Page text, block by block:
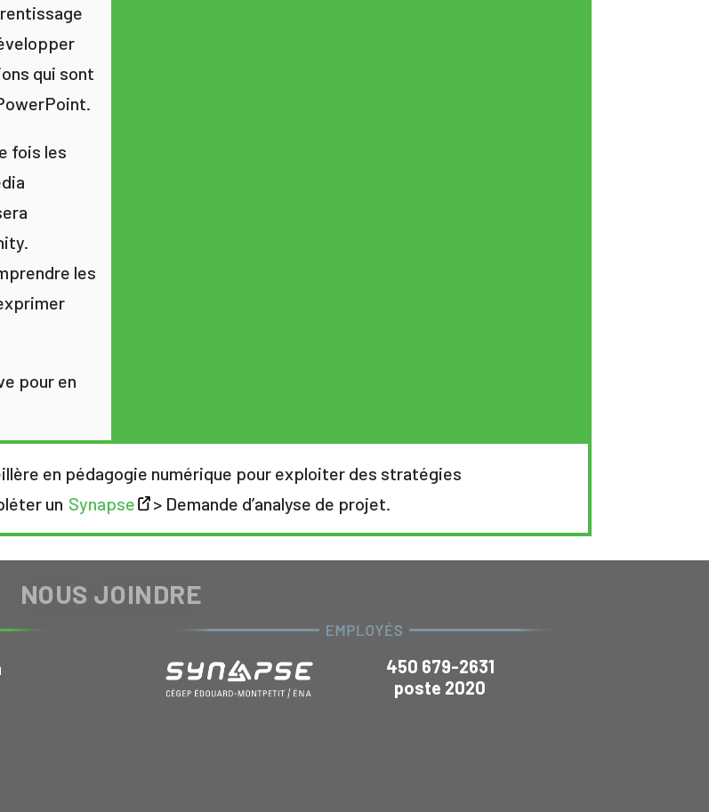
qui sont
fois les
les
pour en
en pédagogie numérique pour exploiter des stratégies
un Synapse > Demande d’analyse de projet.
NOUS JOINDRE
450 679-2631
poste 2020